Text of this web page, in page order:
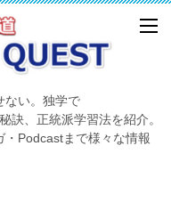
ない。独学で
、正統派学習法を紹介。
Podcastまで様々な情報